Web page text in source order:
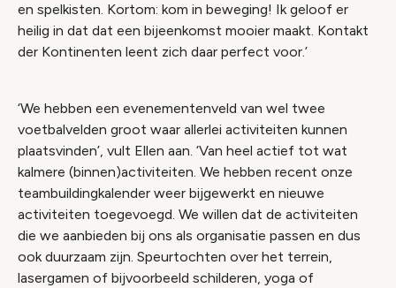
en spelkisten. Kortom: kom in beweging! Ik geloof er
heilig in dat dat een bijeenkomst mooier maakt. Kontakt
der Kontinenten leent zich daar perfect voor.’
‘We hebben een evenementenveld van wel twee
voetbalvelden groot waar allerlei activiteiten kunnen
plaatsvinden’, vult Ellen aan. ‘Van heel actief tot wat
kalmere (binnen)activiteiten. We hebben recent onze
teambuildingkalender weer bijgewerkt en nieuwe
activiteiten toegevoegd. We willen dat de activiteiten
die we aanbieden bij ons als organisatie passen en dus
ook duurzaam zijn. Speurtochten over het terrein,
lasergamen of bijvoorbeeld schilderen, yoga of